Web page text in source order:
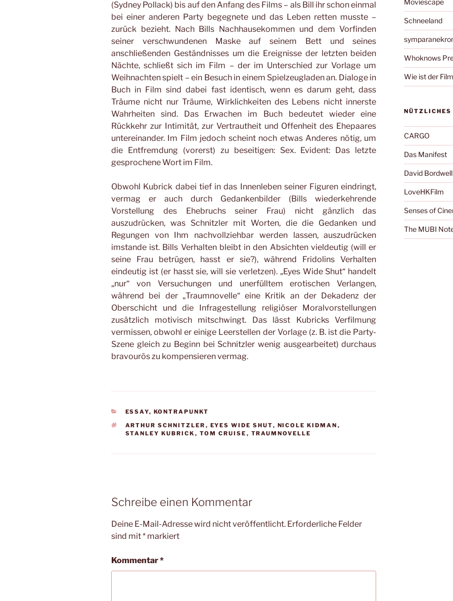
(Sydney Pollack) bis auf den Anfang des Films – als Bill ihr schon einmal
bei einer anderen Party begegnete und das Leben retten musste –
zurück bezieht. Nach Bills Nachhausekommen und dem Vorfinden
seiner verschwundenen Maske auf seinem Bett und seines
anschließenden Geständnisses um die Ereignisse der letzten beiden
Nächte, schließt sich im Film – der im Unterschied zur Vorlage um
Weihnachten spielt – ein Besuch in einem Spielzeugladen an. Dialoge in
Buch in Film sind dabei fast identisch, wenn es darum geht, dass
Träume nicht nur Träume, Wirklichkeiten des Lebens nicht innerste
Wahrheiten sind. Das Erwachen im Buch bedeutet wieder eine
Rückkehr zur Intimität, zur Vertrautheit und Offenheit des Ehepaares
untereinander. Im Film jedoch scheint noch etwas Anderes nötig, um
die Entfremdung (vorerst) zu beseitigen: Sex. Evident: Das letzte
gesprochene Wort im Film.
Obwohl Kubrick dabei tief in das Innenleben seiner Figuren eindringt,
vermag er auch durch Gedankenbilder (Bills wiederkehrende
Vorstellung des Ehebruchs seiner Frau) nicht gänzlich das
auszudrücken, was Schnitzler mit Worten, die die Gedanken und
Regungen von Ihm nachvollziehbar werden lassen, auszudrücken
imstande ist. Bills Verhalten bleibt in den Absichten vieldeutig (will er
seine Frau betrügen, hasst er sie?), während Fridolins Verhalten
eindeutig ist (er hasst sie, will sie verletzen). „Eyes Wide Shut“ handelt
„nur“ von Versuchungen und unerfülltem erotischen Verlangen,
während bei der „Traumnovelle“ eine Kritik an der Dekadenz der
Oberschicht und die Infragestellung religiöser Moralvorstellungen
zusätzlich motivisch mitschwingt. Das lässt Kubricks Verfilmung
vermissen, obwohl er einige Leerstellen der Vorlage (z. B. ist die Party-
Szene gleich zu Beginn bei Schnitzler wenig ausgearbeitet) durchaus
bravourös zu kompensieren vermag.
KATEGORIEN
ESSAY, KONTRAPUNKT
SCHLAGWÖRTER
ARTHUR SCHNITZLER , EYES WIDE SHUT, NICOLE KIDMAN ,
STANLEY KUBRICK , TOM CRUISE , TRAUMNOVELLE
Schreibe einen Kommentar
Deine E-Mail-Adresse wird nicht veröffentlicht. Erforderliche Felder
sind mit* markiert
Kommentar*
Moviescape
Schneeland
Whoknows
Wie ist der
NÜTZLICHES
CARGO
Das Manifest
David Bordwell
LoveHKFilm
Senses of
The MUBI